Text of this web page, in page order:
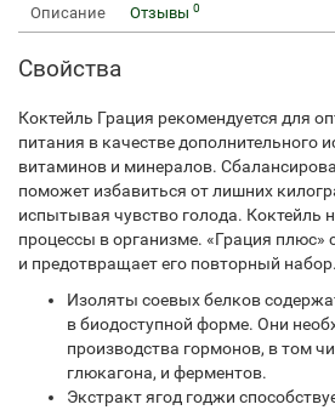
Описание Отзывы 0
Свойства
Коктейль Грация рекомендуется для
питания в качестве дополнительного
витаминов и минералов.
поможет избавиться от лишних
испытывая чувство голода. Коктейль
процессы в организме. «Грация плюс»
и предотвращает его повторный набор.
Изоляты соевых белков
в биодоступной форме. Они
производства гормонов, в том
глюкагона, и ферментов.
Экстракт ягод годжи